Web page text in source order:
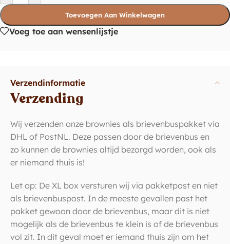
Toevoegen Aan Winkelwagen
Voeg toe aan wensenlijstje
Verzendinformatie
Verzending
Wij verzenden onze brownies als brievenbuspakket via
DHL of PostNL. Deze passen door de brievenbus en
zo kunnen de brownies altijd bezorgd worden, ook als
er niemand thuis is!
Let op: De XL box versturen wij via pakketpost en niet
als brievenbuspost. In de meeste gevallen past het
pakket gewoon door de brievenbus, maar dit is niet
mogelijk als de brievenbus te klein is of de brievenbus
vol zit. In dit geval moet er iemand thuis zijn om het